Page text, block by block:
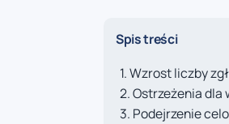
Spis treści
Wzrost liczby
Ostrzeżenia dla
Podejrzenie